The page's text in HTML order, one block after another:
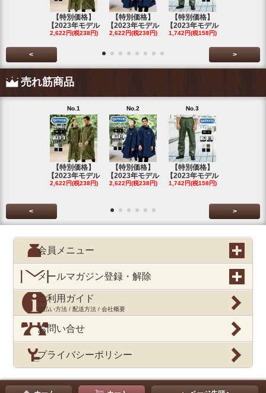
【特別価格】
【2023年モデル
2,622円(税238円)
【特別価格】
【2023年モデル
2,622円(税238円)
【特別価格】
【2023年モデル
1,742円(税158円)
< >
売れ筋商品
No.1
【特別価格】
【2023年モデル
2,622円(税238円)
No.2
【特別価格】
【2023年モデル
2,622円(税238円)
No.3
【特別価格】
【2023年モデル
1,742円(税158円)
< >
会員メニュー
メールマガジン登録・解除
ご利用ガイド
支払い方法 / 配送方法 / 会社概要
お問い合せ
プライバシーポリシー